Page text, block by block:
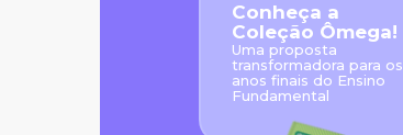
Conheça a
Coleção Ômega!
Uma proposta
transformadora para os
anos finais do Ensino
Fundamental